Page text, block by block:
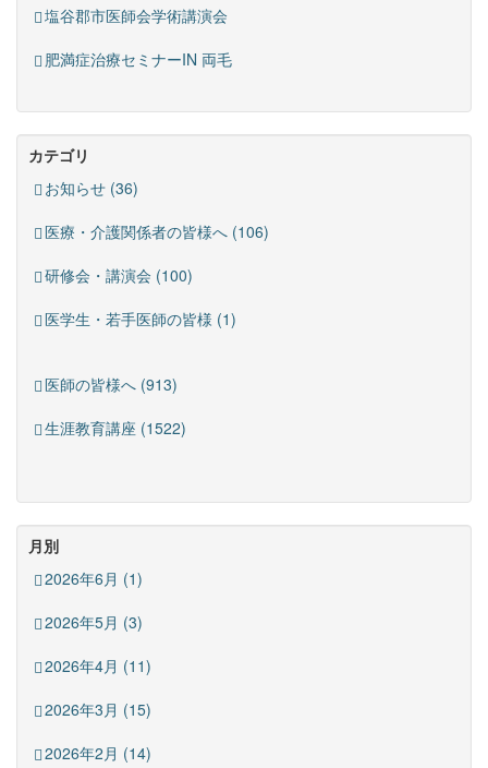
塩谷郡市医師会学術講演会
肥満症治療セミナーIN 両毛
カテゴリ
お知らせ (36)
医療・介護関係者の皆様へ (106)
研修会・講演会 (100)
医学生・若手医師の皆様 (1)
医師の皆様へ (913)
生涯教育講座 (1522)
月別
2026年6月 (1)
2026年5月 (3)
2026年4月 (11)
2026年3月 (15)
2026年2月 (14)